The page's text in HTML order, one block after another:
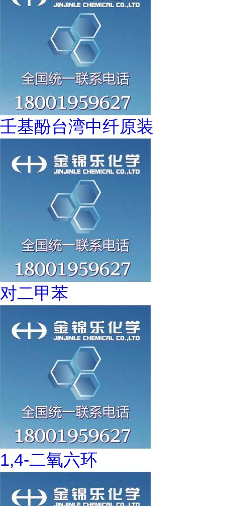
壬基酚台湾中纤原装
对二甲苯
1,4-二氧六环